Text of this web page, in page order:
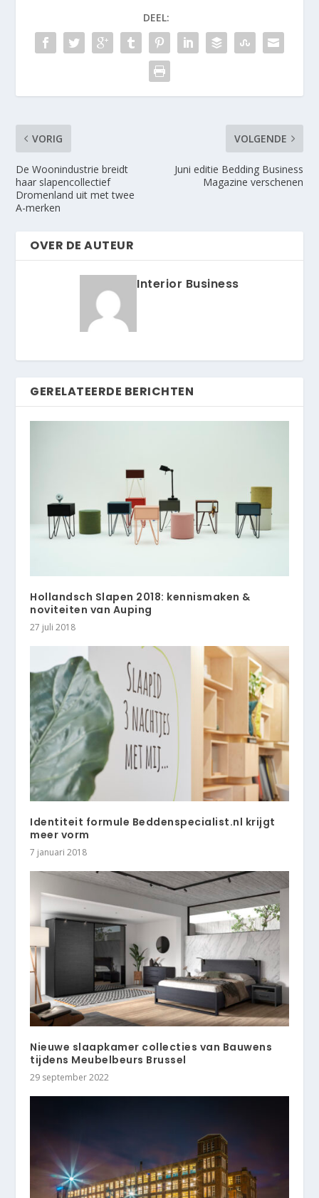
DEEL:
VORIG
De Woonindustrie breidt
haar slapencollectief
Dromenland uit met twee
A-merken
VOLGENDE
Juni editie Bedding Business
Magazine verschenen
OVER DE AUTEUR
Interior Business
GERELATEERDE BERICHTEN
Hollandsch Slapen 2018: kennismaken &
noviteiten van Auping
27 juli 2018
Identiteit formule Beddenspecialist.nl krijgt
meer vorm
7 januari 2018
Nieuwe slaapkamer collecties van Bauwens
tijdens Meubelbeurs Brussel
29 september 2022